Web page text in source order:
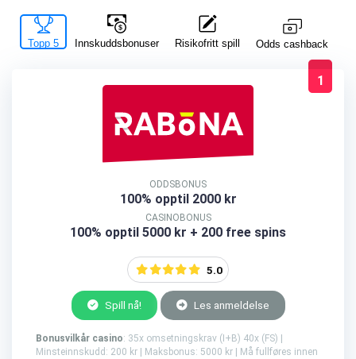
Topp 5 Innskuddsbonuser Risikofritt spill Odds cashback
1
ODDSBONUS
100% opptil 2000 kr
CASINOBONUS
100% opptil 5000 kr + 200 free spins
5.0
Spill nå! Les anmeldelse
Bonusvilkår casino: 35x omsetningskrav (I+B) 40x (FS) |
Minsteinnskudd: 200 kr | Maksbonus: 5000 kr | Må fullføres innen